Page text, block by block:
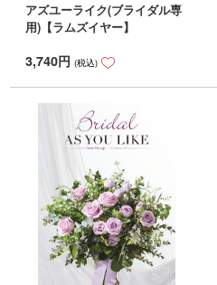
アズユーライク(ブライダル専
用)【ラムズイヤー】
3,740円 (税込)